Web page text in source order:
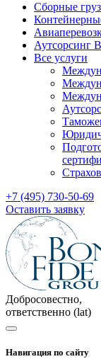
Сборные
Аутсорсинг
Все услуги
+7 (495) 730-50-69
Оставить заявку
Добросовестно,
ответственно (lat)
Навигация по сайту